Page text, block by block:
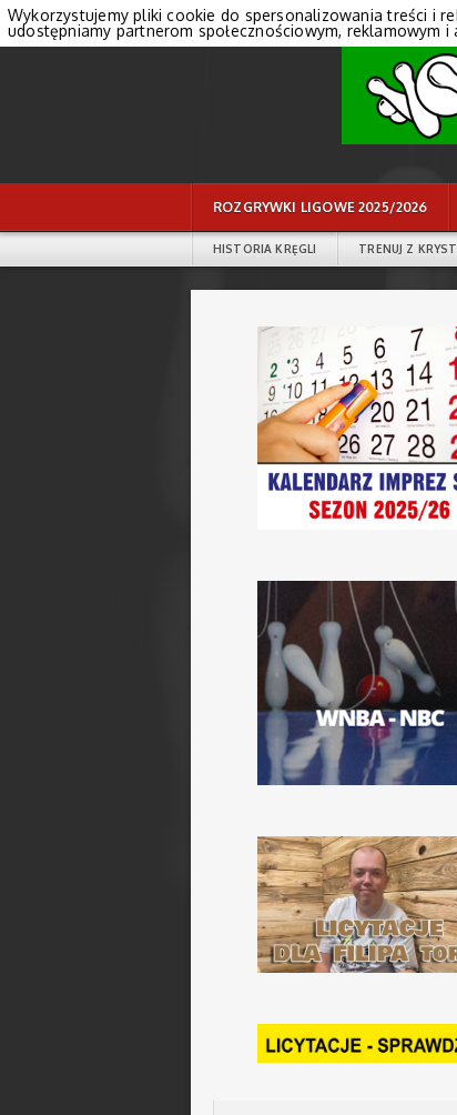
ROZGRYWKI LIGOWE 2025/2026
HISTORIA KRĘGLI TRENUJ Z
Wykorzystujemy pliki cookie do spersonalizowania treści i
udostępniamy partnerom społecznościowym, reklamowym i